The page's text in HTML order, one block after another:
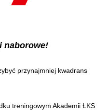
naborowe!
przynajmniej kwadrans
treningowym Akademii ŁKS